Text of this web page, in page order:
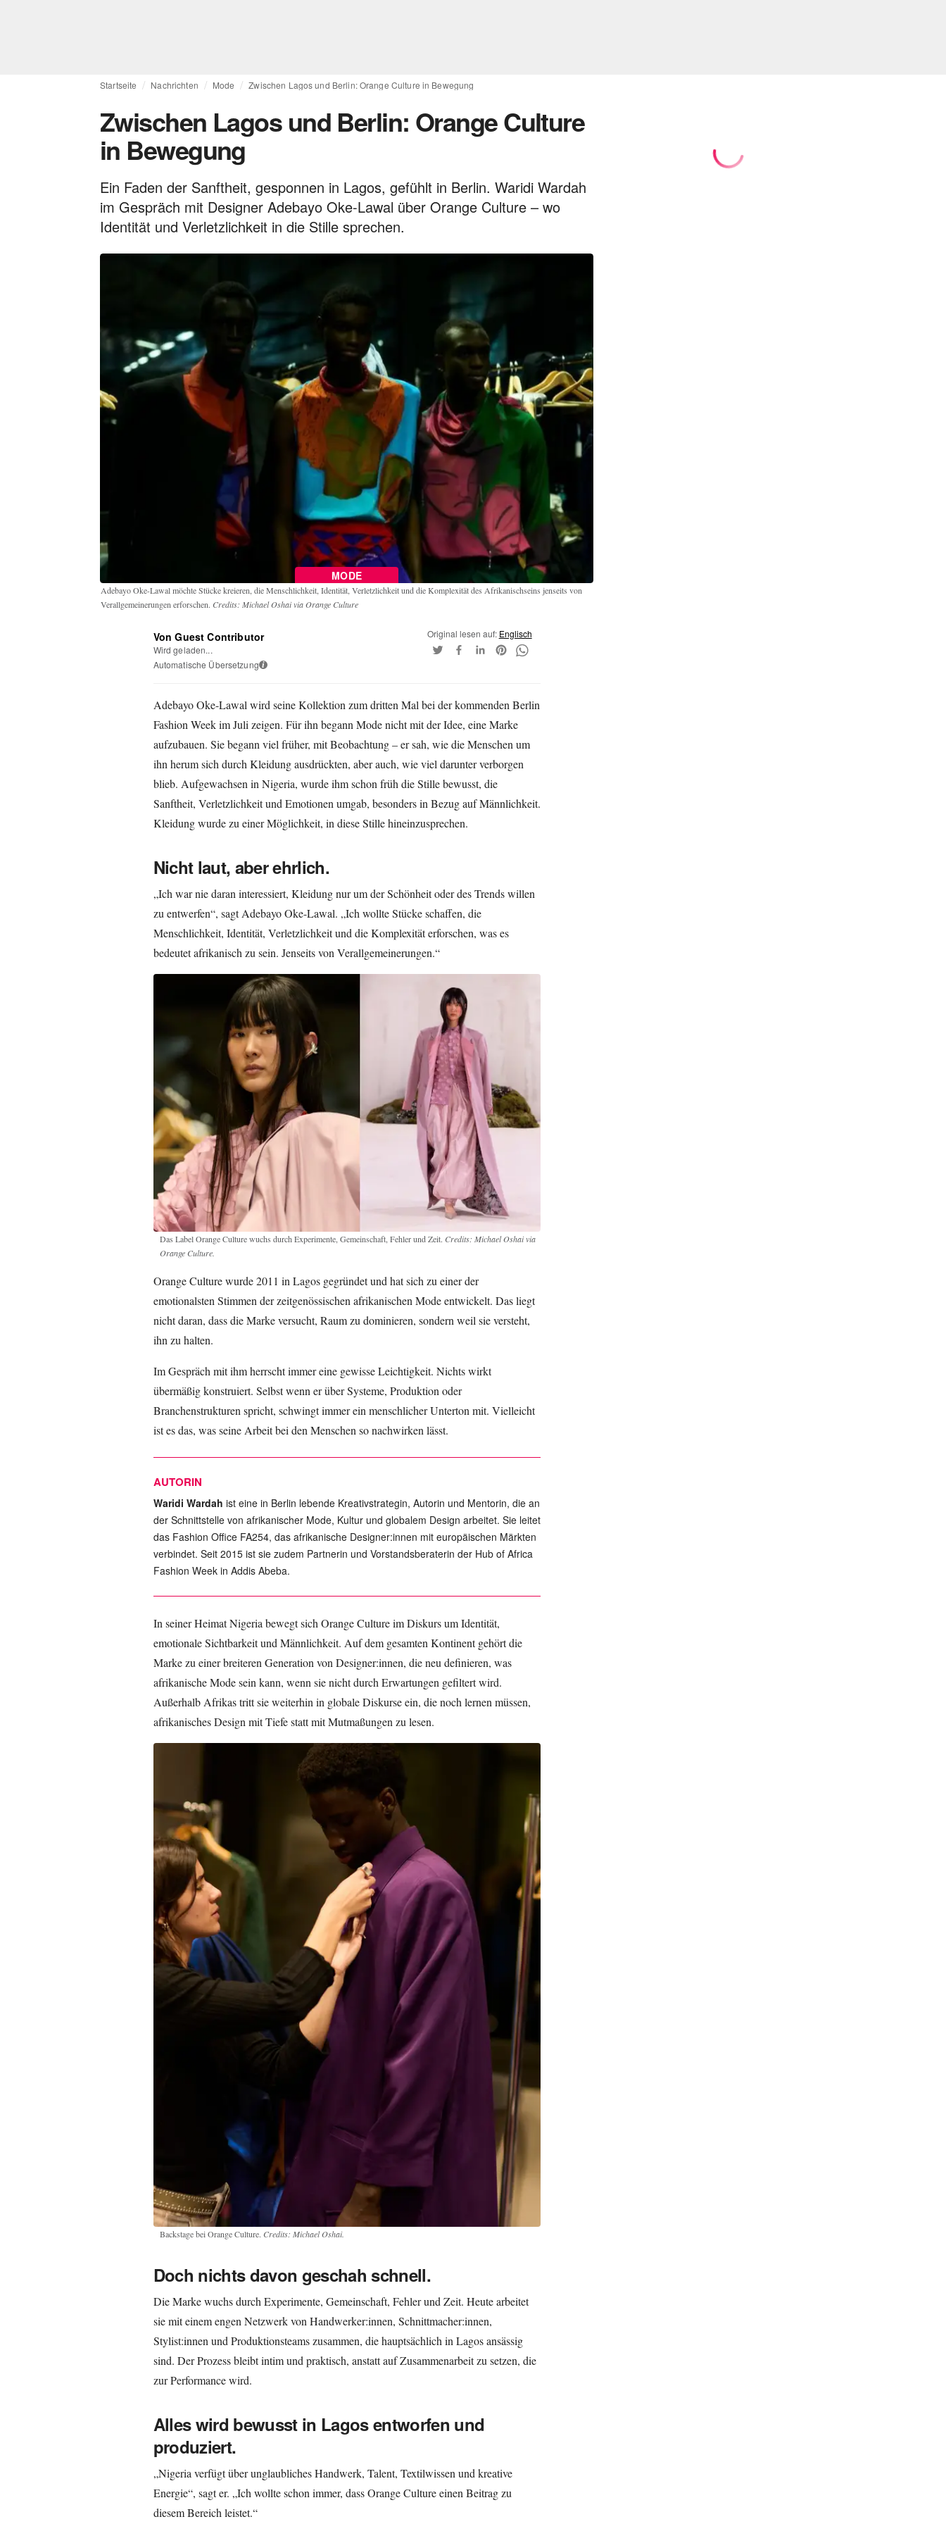
Startseite Nachrichten Mode Zwischen Lagos und Berlin: Orange Culture in Bewegung
Zwischen Lagos und Berlin: Orange Culture
in Bewegung
Ein Faden der Sanftheit, gesponnen in Lagos, gefühlt in Berlin. Waridi Wardah
im Gespräch mit Designer Adebayo Oke-Lawal über Orange Culture – wo
Identität und Verletzlichkeit in die Stille sprechen.
MODE
Adebayo Oke-Lawal möchte Stücke kreieren, die Menschlichkeit, Identität, Verletzlichkeit und die Komplexität des Afrikanischseins jenseits von
Verallgemeinerungen erforschen. Credits: Michael Oshai via Orange Culture
Von Guest Contributor
Wird geladen...
Automatische Übersetzung i
Original lesen auf: Englisch
Adebayo Oke-Lawal wird seine Kollektion zum dritten Mal bei der kommenden Berlin
Fashion Week im Juli zeigen. Für ihn begann Mode nicht mit der Idee, eine Marke
aufzubauen. Sie begann viel früher, mit Beobachtung – er sah, wie die Menschen um
ihn herum sich durch Kleidung ausdrückten, aber auch, wie viel darunter verborgen
blieb. Aufgewachsen in Nigeria, wurde ihm schon früh die Stille bewusst, die
Sanftheit, Verletzlichkeit und Emotionen umgab, besonders in Bezug auf Männlichkeit.
Kleidung wurde zu einer Möglichkeit, in diese Stille hineinzusprechen.
Nicht laut, aber ehrlich.
„Ich war nie daran interessiert, Kleidung nur um der Schönheit oder des Trends willen
zu entwerfen“, sagt Adebayo Oke-Lawal. „Ich wollte Stücke schaffen, die
Menschlichkeit, Identität, Verletzlichkeit und die Komplexität erforschen, was es
bedeutet afrikanisch zu sein. Jenseits von Verallgemeinerungen.“
Das Label Orange Culture wuchs durch Experimente, Gemeinschaft, Fehler und Zeit. Credits: Michael Oshai via
Orange Culture.
Orange Culture wurde 2011 in Lagos gegründet und hat sich zu einer der
emotionalsten Stimmen der zeitgenössischen afrikanischen Mode entwickelt. Das liegt
nicht daran, dass die Marke versucht, Raum zu dominieren, sondern weil sie versteht,
ihn zu halten.
Im Gespräch mit ihm herrscht immer eine gewisse Leichtigkeit. Nichts wirkt
übermäßig konstruiert. Selbst wenn er über Systeme, Produktion oder
Branchenstrukturen spricht, schwingt immer ein menschlicher Unterton mit. Vielleicht
ist es das, was seine Arbeit bei den Menschen so nachwirken lässt.
AUTORIN
Waridi Wardah ist eine in Berlin lebende Kreativstrategin, Autorin und Mentorin, die an
der Schnittstelle von afrikanischer Mode, Kultur und globalem Design arbeitet. Sie leitet
das Fashion Office FA254, das afrikanische Designer:innen mit europäischen Märkten
verbindet. Seit 2015 ist sie zudem Partnerin und Vorstandsberaterin der Hub of Africa
Fashion Week in Addis Abeba.
In seiner Heimat Nigeria bewegt sich Orange Culture im Diskurs um Identität,
emotionale Sichtbarkeit und Männlichkeit. Auf dem gesamten Kontinent gehört die
Marke zu einer breiteren Generation von Designer:innen, die neu definieren, was
afrikanische Mode sein kann, wenn sie nicht durch Erwartungen gefiltert wird.
Außerhalb Afrikas tritt sie weiterhin in globale Diskurse ein, die noch lernen müssen,
afrikanisches Design mit Tiefe statt mit Mutmaßungen zu lesen.
Backstage bei Orange Culture. Credits: Michael Oshai.
Doch nichts davon geschah schnell.
Die Marke wuchs durch Experimente, Gemeinschaft, Fehler und Zeit. Heute arbeitet
sie mit einem engen Netzwerk von Handwerker:innen, Schnittmacher:innen,
Stylist:innen und Produktionsteams zusammen, die hauptsächlich in Lagos ansässig
sind. Der Prozess bleibt intim und praktisch, anstatt auf Zusammenarbeit zu setzen, die
zur Performance wird.
Alles wird bewusst in Lagos entworfen und
produziert.
„Nigeria verfügt über unglaubliches Handwerk, Talent, Textilwissen und kreative
Energie“, sagt er. „Ich wollte schon immer, dass Orange Culture einen Beitrag zu
diesem Bereich leistet.“